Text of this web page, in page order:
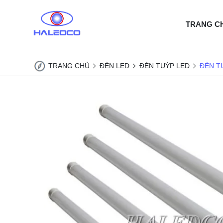
TRANG
TRANG CHỦ ĐÈN LED ĐÈN TUÝP LED ĐÈN